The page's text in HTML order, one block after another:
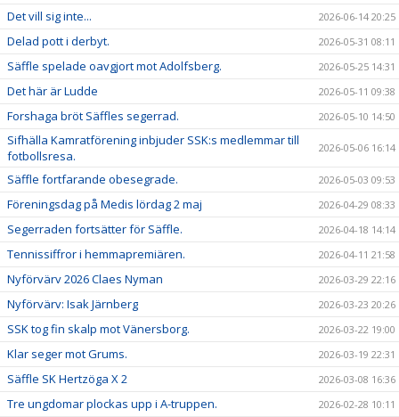
Det vill sig inte... 2026-06-14 20:25
Delad pott i derbyt. 2026-05-31 08:11
Säffle spelade oavgjort mot Adolfsberg. 2026-05-25 14:31
Det här är Ludde 2026-05-11 09:38
Forshaga bröt Säffles segerrad. 2026-05-10 14:50
Sifhälla Kamratförening inbjuder SSK:s medlemmar till
fotbollsresa.
2026-05-06 16:14
Säffle fortfarande obesegrade. 2026-05-03 09:53
Föreningsdag på Medis lördag 2 maj 2026-04-29 08:33
Segerraden fortsätter för Säffle. 2026-04-18 14:14
Tennissiffror i hemmapremiären. 2026-04-11 21:58
Nyförvärv 2026 Claes Nyman 2026-03-29 22:16
Nyförvärv: Isak Järnberg 2026-03-23 20:26
SSK tog fin skalp mot Vänersborg. 2026-03-22 19:00
Klar seger mot Grums. 2026-03-19 22:31
Säffle SK Hertzöga X 2 2026-03-08 16:36
Tre ungdomar plockas upp i A-truppen. 2026-02-28 10:11